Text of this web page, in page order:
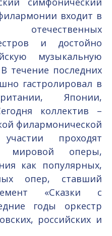
входит в
и достойно
музыкальную
течение последних
гастролировал в
Японии,
коллектив –
филармонической
проходят
мировой оперы,
как популярных,
опер, ставший
«Сказки с
годы оркестр
российских и